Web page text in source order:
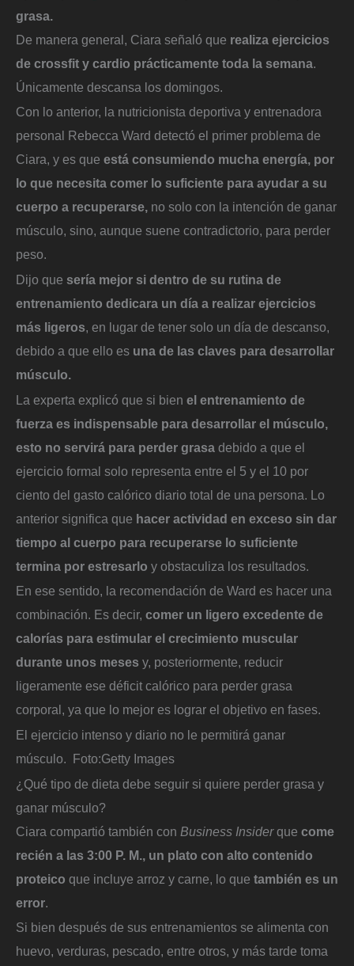
grasa.
De manera general, Ciara señaló que realiza ejercicios
de crossfit y cardio prácticamente toda la semana.
Únicamente descansa los domingos.
Con lo anterior, la nutricionista deportiva y entrenadora
personal Rebecca Ward detectó el primer problema de
Ciara, y es que está consumiendo mucha energía, por
lo que necesita comer lo suficiente para ayudar a su
cuerpo a recuperarse, no solo con la intención de ganar
músculo, sino, aunque suene contradictorio, para perder
peso.
Dijo que sería mejor si dentro de su rutina de
entrenamiento dedicara un día a realizar ejercicios
más ligeros, en lugar de tener solo un día de descanso,
debido a que ello es una de las claves para desarrollar
músculo.
La experta explicó que si bien el entrenamiento de
fuerza es indispensable para desarrollar el músculo,
esto no servirá para perder grasa debido a que el
ejercicio formal solo representa entre el 5 y el 10 por
ciento del gasto calórico diario total de una persona. Lo
anterior significa que hacer actividad en exceso sin dar
tiempo al cuerpo para recuperarse lo suficiente
termina por estresarlo y obstaculiza los resultados.
En ese sentido, la recomendación de Ward es hacer una
combinación. Es decir, comer un ligero excedente de
calorías para estimular el crecimiento muscular
durante unos meses y, posteriormente, reducir
ligeramente ese déficit calórico para perder grasa
corporal, ya que lo mejor es lograr el objetivo en fases.
El ejercicio intenso y diario no le permitirá ganar
músculo. Foto:Getty Images
¿Qué tipo de dieta debe seguir si quiere perder grasa y
ganar músculo?
Ciara compartió también con Business Insiderque come
recién a las 3:00 P. M., un plato con alto contenido
proteico que incluye arroz y carne, lo que también es un
error
Si bien después de sus entrenamientos se alimenta con
huevo, verduras, pescado, entre otros, y más tarde toma